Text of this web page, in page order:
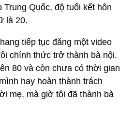
Trung Quốc, độ tuổi kết hôn
là 20.
tiếp tục đăng một video
chính thức trở thành bà nội.
80 và còn chưa có thời gian
hay hoàn thành trách
mẹ, mà giờ tôi đã thành bà